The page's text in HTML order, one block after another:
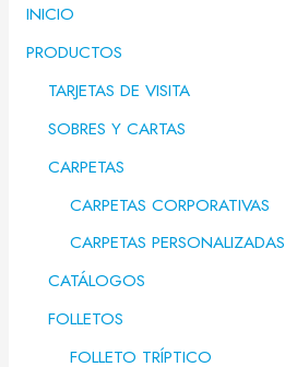
INICIO
PRODUCTOS
TARJETAS DE VISITA
SOBRES Y CARTAS
CARPETAS
CARPETAS CORPORATIVAS
CARPETAS PERSONALIZADAS
CATÁLOGOS
FOLLETOS
FOLLETO TRÍPTICO